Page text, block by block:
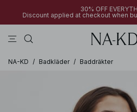
30% OFF
Discount applied at checkout when
NA-KD / Badkläder / Baddräkter